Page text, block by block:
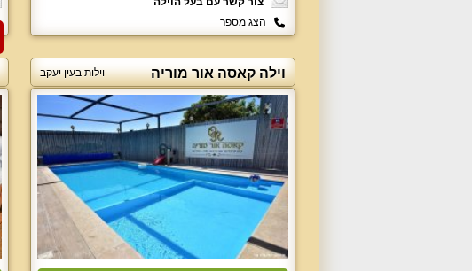
הצג מספר
וילה קאסה אור מוריה וילות בעין יעקב